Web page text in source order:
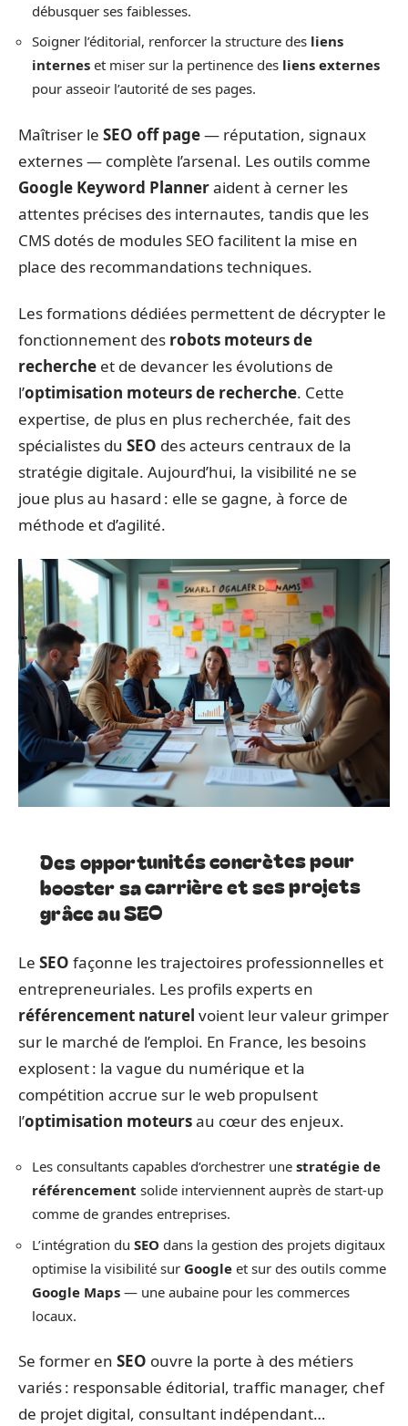
débusquer ses faiblesses.
Soigner l’éditorial, renforcer la structure des liens
internes et miser sur la pertinence des liens externes
pour asseoir l’autorité de ses pages.
Maîtriser le SEO off page— réputation, signaux
externes — complète l’arsenal. Les outils comme
Google Keyword Planneraident à cerner les
attentes précises des internautes, tandis que les
CMS dotés de modules SEO facilitent la mise en
place des recommandations techniques.
Les formations dédiées permettent de décrypter le
fonctionnement des robots moteurs de
recherche et de devancer les évolutions de
l’optimisation moteurs de recherche. Cette
expertise, de plus en plus recherchée, fait des
spécialistes du SEO des acteurs centraux de la
stratégie digitale. Aujourd’hui, la visibilité ne se
joue plus au hasard : elle se gagne, à force de
méthode et d’agilité.
Des opportunités concrètes pour
booster sa carrière et ses projets
grâce au SEO
Le SEO façonne les trajectoires professionnelles et
entrepreneuriales. Les profils experts en
référencement naturel voient leur valeur grimper
sur le marché de l’emploi. En France, les besoins
explosent : la vague du numérique et la
compétition accrue sur le web propulsent
l’optimisation moteursau cœur des enjeux.
Les consultants capables d’orchestrer une stratégie de
référencement solide interviennent auprès de start-up
comme de grandes entreprises.
L’intégration du SEO dans la gestion des projets digitaux
optimise la visibilité sur Google et sur des outils comme
Google Maps — une aubaine pour les commerces
locaux.
Se former en SEO ouvre la porte à des métiers
variés : responsable éditorial, traffic manager, chef
de projet digital, consultant indépendant…